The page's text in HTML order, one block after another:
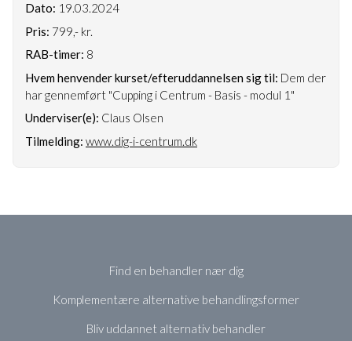
Dato: 19.03.2024
Pris: 799,- kr.
RAB-timer: 8
Hvem henvender kurset/efteruddannelsen sig til: Dem der
har gennemført "Cupping i Centrum - Basis - modul 1"
Underviser(e): Claus Olsen
Tilmelding: www.dig-i-centrum.dk
Find en behandler nær dig
Komplementære alternative behandlingsformer
Bliv uddannet alternativ behandler